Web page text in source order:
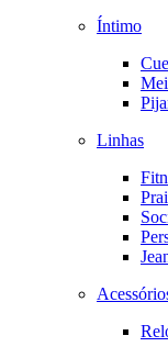
Íntimo
Linhas